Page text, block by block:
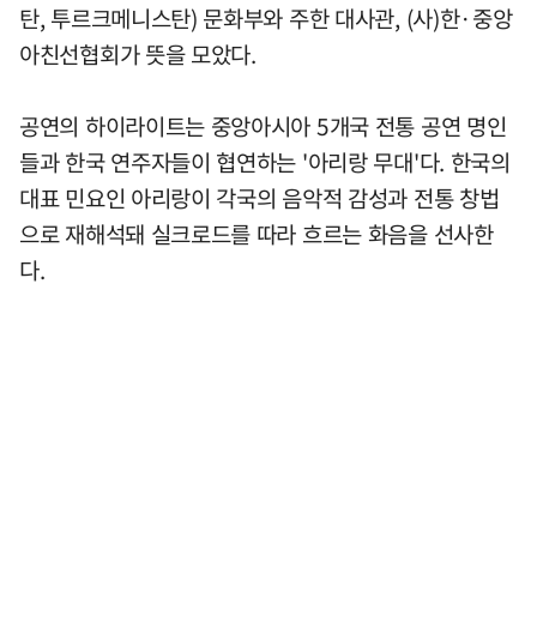
탄, 투르크메니스탄) 문화부와 주한 대사관, (사)한·중앙
아친선협회가 뜻을 모았다.
공연의 하이라이트는 중앙아시아 5개국 전통 공연 명인
들과 한국 연주자들이 협연하는 '아리랑 무대'다. 한국의
대표 민요인 아리랑이 각국의 음악적 감성과 전통 창법
으로 재해석돼 실크로드를 따라 흐르는 화음을 선사한
다.